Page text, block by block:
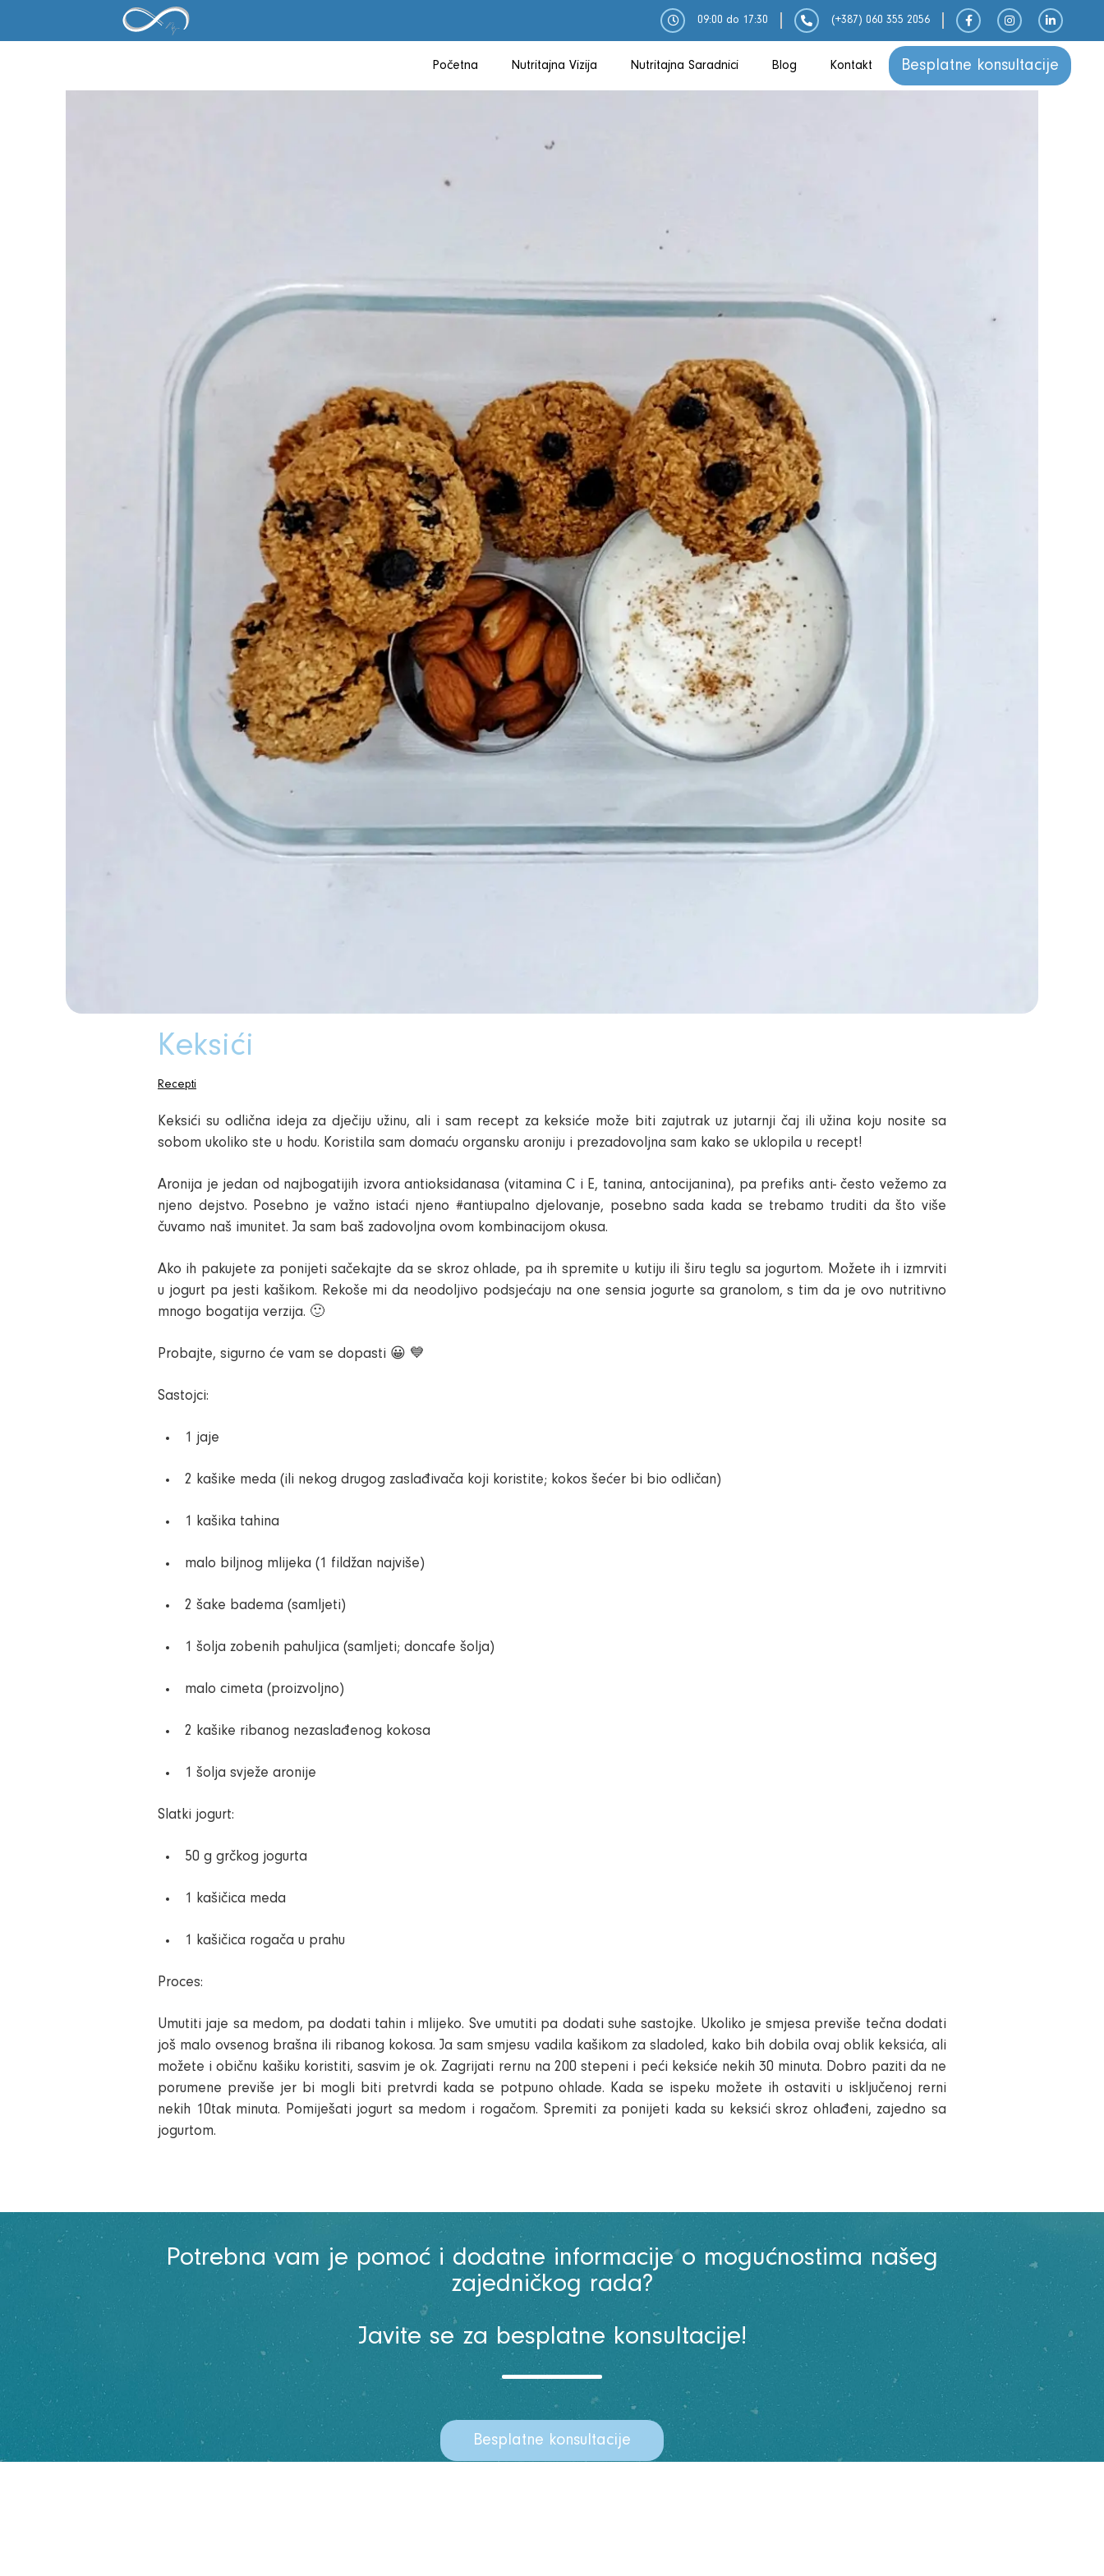
09:00 do 17:30 (+387) 060 355 2056
Početna Nutritajna Vizija Nutritajna Saradnici Blog
Trudnoća
Životni Stil i Nutrigenika
Kontakt Besplatne konsultacije
Keksići
Recepti
Keksići su odlična ideja za dječiju užinu, ali i sam recept za keksiće može biti zajutrak uz jutarnji čaj ili užina koju nosite sa
sobom ukoliko ste u hodu. Koristila sam domaću organsku aroniju i prezadovoljna sam kako se uklopila u recept!
Aronija je jedan od najbogatijih izvora antioksidanasa (vitamina C i E, tanina, antocijanina), pa prefiks anti- često vežemo za
njeno dejstvo. Posebno je važno istaći njeno #antiupalno djelovanje, posebno sada kada se trebamo truditi da što više
čuvamo naš imunitet. Ja sam baš zadovoljna ovom kombinacijom okusa.
Ako ih pakujete za ponijeti sačekajte da se skroz ohlade, pa ih spremite u kutiju ili širu teglu sa jogurtom. Možete ih i izmrviti
u jogurt pa jesti kašikom. Rekoše mi da neodoljivo podsjećaju na one sensia jogurte sa granolom, s tim da je ovo nutritivno
mnogo bogatija verzija. 🙂
Probajte, sigurno će vam se dopasti 😀 💙
Sastojci:
1 jaje
2 kašike meda (ili nekog drugog zaslađivača koji koristite; kokos šećer bi bio odličan)
1 kašika tahina
malo biljnog mlijeka (1 fildžan najviše)
2 šake badema (samljeti)
1 šolja zobenih pahuljica (samljeti; doncafe šolja)
malo cimeta (proizvoljno)
2 kašike ribanog nezaslađenog kokosa
1 šolja svježe aronije
Slatki jogurt:
50 g grčkog jogurta
1 kašičica meda
1 kašičica rogača u prahu
Proces:
Umutiti jaje sa medom, pa dodati tahin i mlijeko. Sve umutiti pa dodati suhe sastojke. Ukoliko je smjesa previše tečna dodati
još malo ovsenog brašna ili ribanog kokosa. Ja sam smjesu vadila kašikom za sladoled, kako bih dobila ovaj oblik keksića, ali
možete i običnu kašiku koristiti, sasvim je ok. Zagrijati rernu na 200 stepeni i peći keksiće nekih30 minuta. Dobro paziti da ne
porumene previše jer bi mogli biti pretvrdi kada se potpuno ohlade. Kada se ispeku možete ih ostaviti u isključenoj rerni
nekih 10tak minuta. Pomiješati jogurt sa medom i rogačom. Spremiti za ponijeti kada su keksići skroz ohlađeni, zajedno sa
jogurtom.
Potrebna vam je pomoć i dodatne informacije o mogućnostima našeg
zajedničkog rada?
Javite se za besplatne konsultacije!
Besplatne konsultacije